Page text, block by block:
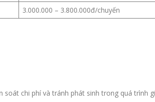
3.000.000 – 3.800.000đ/chuyến
soát chi phí và tránh phát sinh trong quá trình